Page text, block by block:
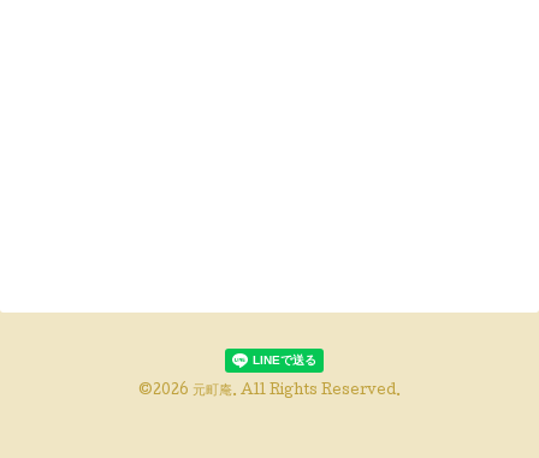
©2026 元町庵. All Rights Reserved.